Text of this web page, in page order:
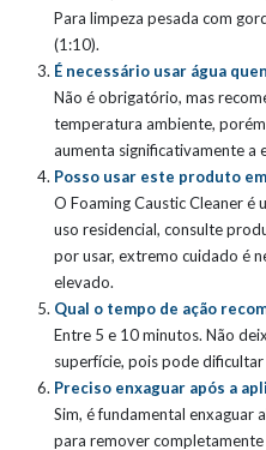
Para limpeza pesada com
(1:10).
É necessário usar água
Não é obrigatório, mas
temperatura ambiente,
aumenta significativamente a
Posso usar este produto
O Foaming Caustic Cleaner é
uso residencial, consulte
por usar, extremo cuidado é
elevado.
Qual o tempo de ação
Entre 5 e 10 minutos. Não
superfície, pois pode dificultar
Preciso enxaguar após a
Sim, é fundamental enxaguar
para remover